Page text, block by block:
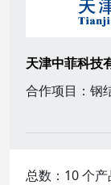
天津中菲科技
合作项目：钢
总数：10 个产